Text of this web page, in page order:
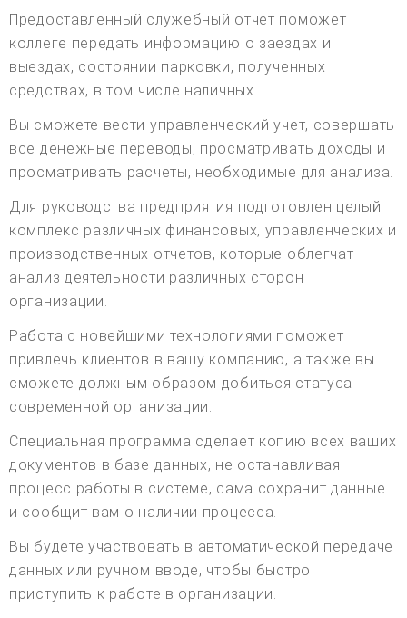
Предоставленный служебный отчет поможет
коллеге передать информацию о заездах и
выездах, состоянии парковки, полученных
средствах, в том числе наличных.
Вы сможете вести управленческий учет, совершать
все денежные переводы, просматривать доходы и
просматривать расчеты, необходимые для анализа.
Для руководства предприятия подготовлен целый
комплекс различных финансовых, управленческих и
производственных отчетов, которые облегчат
анализ деятельности различных сторон
организации.
Работа с новейшими технологиями поможет
привлечь клиентов в вашу компанию, а также вы
сможете должным образом добиться статуса
современной организации.
Специальная программа сделает копию всех ваших
документов в базе данных, не останавливая
процесс работы в системе, сама сохранит данные
и сообщит вам о наличии процесса.
Вы будете участвовать в автоматической передаче
данных или ручном вводе, чтобы быстро
приступить к работе в организации.